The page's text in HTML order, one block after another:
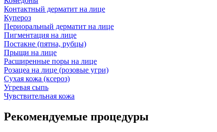
Контактный дерматит на лице
Купероз
Периоральный дерматит на лице
Пигментация на лице
Постакне (пятна, рубцы)
Прыщи на лице
Расширенные поры на лице
Розацеа на лице (розовые угри)
Сухая кожа (ксероз)
Угревая сыпь
Чувствительная кожа
Рекомендуемые процедуры